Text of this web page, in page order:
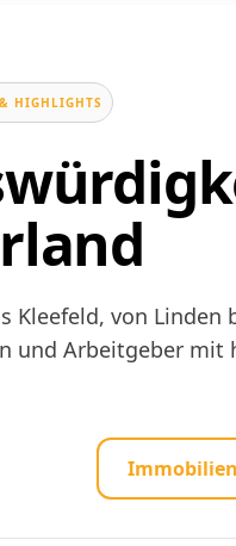
HIGHLIGHTS
Kleefeld, von Linden
und Arbeitgeber